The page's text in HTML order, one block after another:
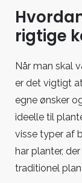
rigtige
Når man skal
er det vigtigt
egne ønsker
ideelle til
visse typer af
har planter,
traditionel